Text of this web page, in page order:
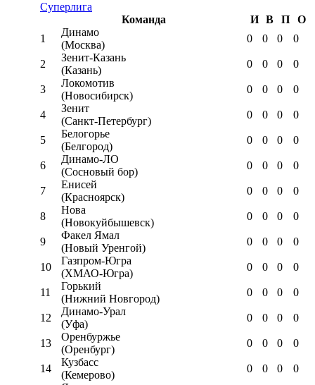
Суперлига
Команда
И В П
О
1
Динамо
(Москва)
0 0 0 0
2
Зенит-Казань
(Казань)
0 0 0 0
3
Локомотив
(Новосибирск)
0 0 0 0
4
Зенит
(Санкт-Петербург)
0 0 0 0
5
Белогорье
(Белгород)
0 0 0 0
6
Динамо-ЛО
(Сосновый бор)
0 0 0 0
7
Енисей
(Красноярск)
0 0 0 0
8
Нова
(Новокуйбышевск)
0 0 0 0
9
Факел Ямал
(Новый Уренгой)
0 0 0 0
10
Газпром-Югра
(ХМАО-Югра)
0 0 0 0
11
Горький
(Нижний Новгород)
0 0 0 0
12
Динамо-Урал
(Уфа)
0 0 0 0
13
Оренбуржье
(Оренбург)
0 0 0 0
14
Кузбасс
(Кемерово)
0 0 0 0